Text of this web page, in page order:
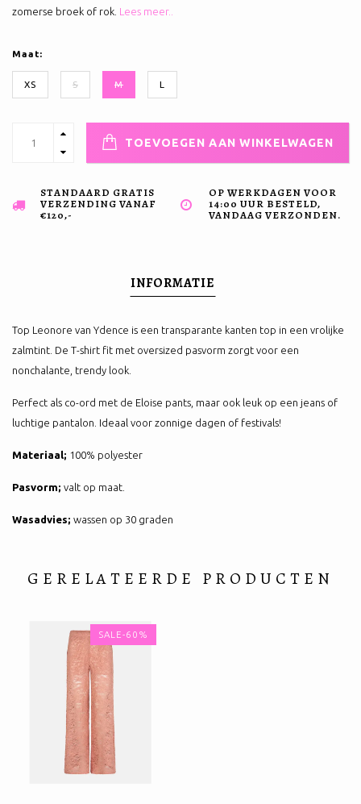
zomerse broek of rok. Lees meer..
Maat:
XS S M L
TOEVOEGEN AAN WINKELWAGEN
STANDAARD GRATIS
VERZENDING VANAF
€120,-
OP WERKDAGEN VOOR
14:00 UUR BESTELD,
VANDAAG VERZONDEN.
INFORMATIE
Top Leonore van Ydence is een transparante kanten top in een vrolijke
zalmtint. De T-shirt fit met oversized pasvorm zorgt voor een
nonchalante, trendy look.
Perfect als co-ord met de Eloise pants, maar ook leuk op een jeans of
luchtige pantalon. Ideaal voor zonnige dagen of festivals!
Materiaal; 100% polyester
Pasvorm; valt op maat.
Wasadvies; wassen op 30 graden
GERELATEERDE PRODUCTEN
SALE-60%